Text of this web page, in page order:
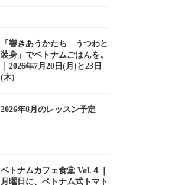
「響きあうかたち うつわと
装身」でベトナムごはんを。
｜2026年7月20日(月)と23日
(木)
2026年8月のレッスン予定
ベトナムカフェ食堂 Vol.４｜
月曜日に、ベトナム式トマト